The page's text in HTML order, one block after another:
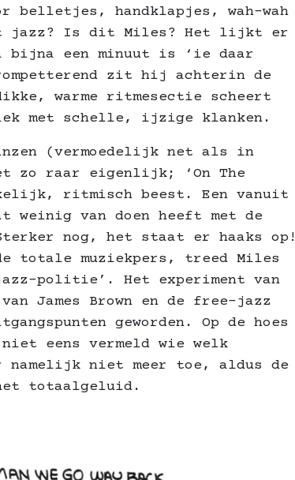
belletjes, handklapjes, wah-wah
jazz? Is dit Miles? Het lijkt er
bijna een minuut is ‘ie daar
zit hij achterin de
warme ritmesectie scheert
met schelle, ijzige klanken.
(vermoedelijk net als in
zo raar eigenlijk; ‘On The
ritmisch beest. Een vanuit
weinig van doen heeft met de
nog, het staat er haaks op!
totale muziekpers, treed Miles
politie’. Het experiment van
James Brown en de free-jazz
geworden. Op de hoes
eens vermeld wie welk
namelijk niet meer toe, aldus de
totaalgeluid.